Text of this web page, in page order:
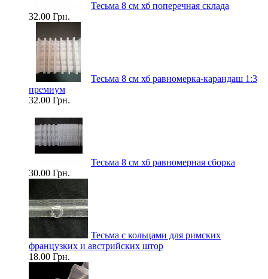
Тесьма 8 см хб поперечная склада
32.00 Грн.
Тесьма 8 см хб равномерка-карандаш 1:3
премиум
32.00 Грн.
Тесьма 8 см хб равномерная сборка
30.00 Грн.
Тесьма с кольцами для римских
французких и австрийских штор
18.00 Грн.